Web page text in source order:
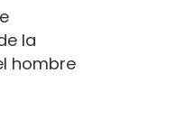
la
hombre